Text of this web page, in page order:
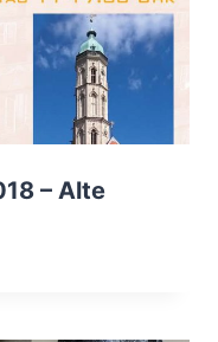
– Alte